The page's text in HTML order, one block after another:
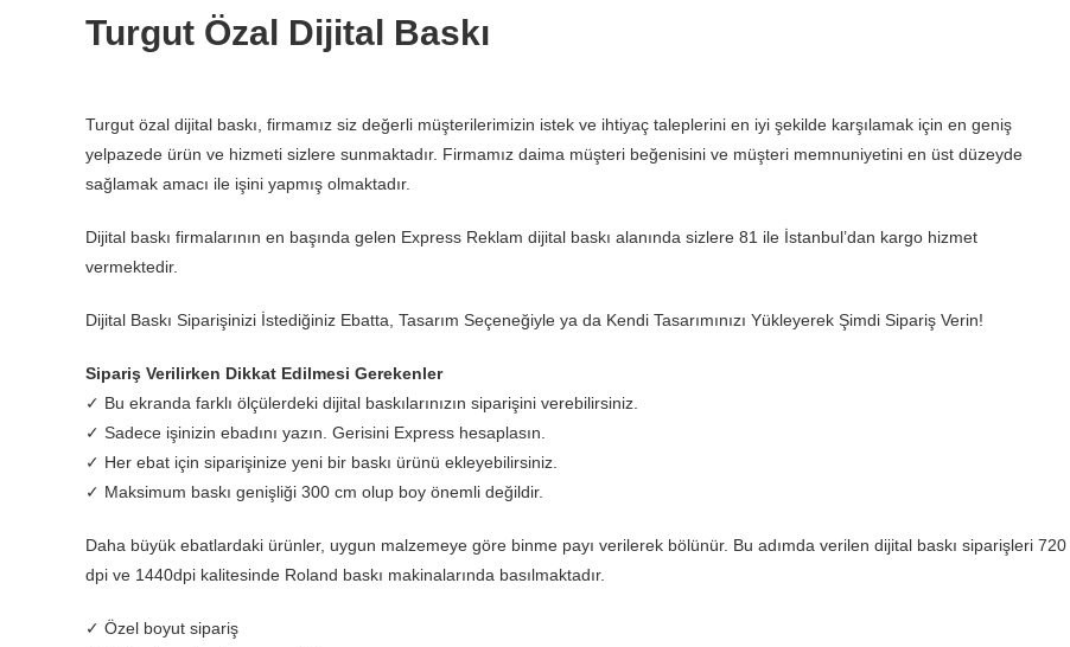
Turgut Özal Dijital Baskı
Turgut özal dijital baskı, firmamız siz değerli müşterilerimizin istek ve ihtiyaç taleplerini en iyi şekilde karşılamak için en geniş
yelpazede ürün ve hizmeti sizlere sunmaktadır. Firmamız daima müşteri beğenisini ve müşteri memnuniyetini en üst düzeyde
sağlamak amacı ile işini yapmış olmaktadır.
Dijital baskı firmalarının en başında gelen Express Reklam dijital baskı alanında sizlere 81 ile İstanbul’dan kargo hizmet
vermektedir.
Dijital Baskı Siparişinizi İstediğiniz Ebatta, Tasarım Seçeneğiyle ya da Kendi Tasarımınızı Yükleyerek Şimdi Sipariş Verin!
Sipariş Verilirken Dikkat Edilmesi Gerekenler
✓ Bu ekranda farklı ölçülerdeki dijital baskılarınızın siparişini verebilirsiniz.
✓ Sadece işinizin ebadını yazın. Gerisini Express hesaplasın.
✓ Her ebat için siparişinize yeni bir baskı ürünü ekleyebilirsiniz.
✓ Maksimum baskı genişliği 300 cm olup boy önemli değildir.
Daha büyük ebatlardaki ürünler, uygun malzemeye göre binme payı verilerek bölünür. Bu adımda verilen dijital baskı siparişleri 720
dpi ve 1440dpi kalitesinde Roland baskı makinalarında basılmaktadır.
✓ Özel boyut sipariş